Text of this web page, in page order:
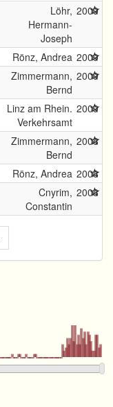
Löhr,
Hermann-
Joseph
2009
Rönz, Andrea 2009
Zimmermann,
Bernd
2009
Linz am Rhein.
Verkehrsamt
2009
Zimmermann,
Bernd
2008
Rönz, Andrea 2008
Cnyrim,
Constantin
2008